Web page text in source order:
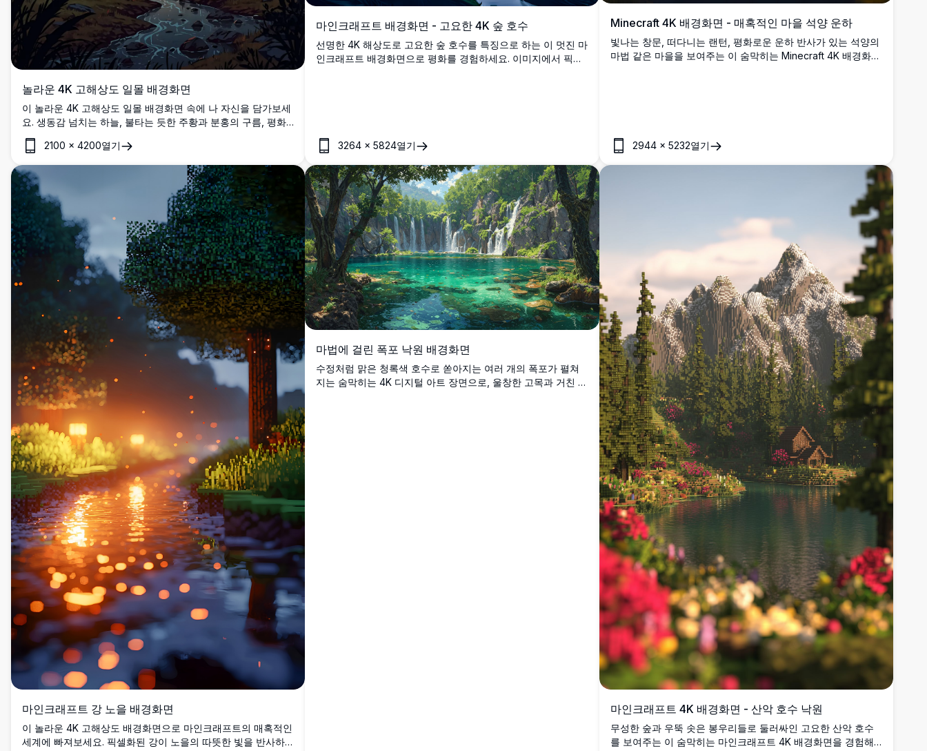
놀라운 4K 고해상도 일몰 배경화면
이 놀라운 4K 고해상도 일몰 배경화면 속에 나 자신을 담가보세
요. 생동감 넘치는 하늘, 불타는 듯한 주황과 분홍의 구름, 평화
로운 숲, 구불구불한 시냇물, 그리고 먼 산을 배경으로 한 물탑의
실루엣을 특징으로 합니다. 자세한 생동감 넘치는 색상과 평온
한 풍경으로 데스크탑이나 모바일 화면을 향상시키기에 완벽합
니다. 고품질 배경을 찾는 자연 애호가들에게 이상적입니다.
2100 × 4200열기
마인크래프트 배경화면 - 고요한 4K 숲 호수
선명한 4K 해상도로 고요한 숲 호수를 특징으로 하는 이 멋진 마
인크래프트 배경화면으로 평화를 경험하세요. 이미지에서 픽셀
3264 ×5824열기
Minecraft 4K 배경화면 - 매혹적인 마을 석양 운하
빛나는 창문, 떠다니는 랜턴, 평화로운 운하 반사가 있는 석양의
마법 같은 마을을 보여주는 이 숨막히는 Minecraft 4K 배경화면
2944× 5232열기
마인크래프트 강 노을 배경화면
이 놀라운 4K 고해상도 배경화면으로 마인크래프트의 매혹적인
세계에 빠져보세요. 픽셀화된 강이 노을의 따뜻한 빛을 반사하
마법에 걸린 폭포 낙원 배경화면
수정처럼 맑은 청록색 호수로 쏟아지는 여러 개의 폭포가 펼쳐
지는 숨막히는 4K 디지털 아트 장면으로, 울창한 고목과 거친 절
마인크래프트 4K 배경화면 - 산악 호수 낙원
무성한 숲과 우뚝 솟은 봉우리들로 둘러싸인 고요한 산악 호수
를 보여주는 이 숨막히는 마인크래프트 4K 배경화면을 경험해